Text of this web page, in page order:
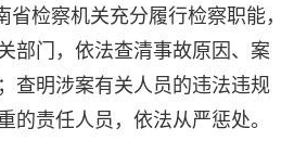
省检察机关充分履行检察职能，
部门，依法查清事故原因、案
查明涉案有关人员的违法违规
的责任人员，依法从严惩处。